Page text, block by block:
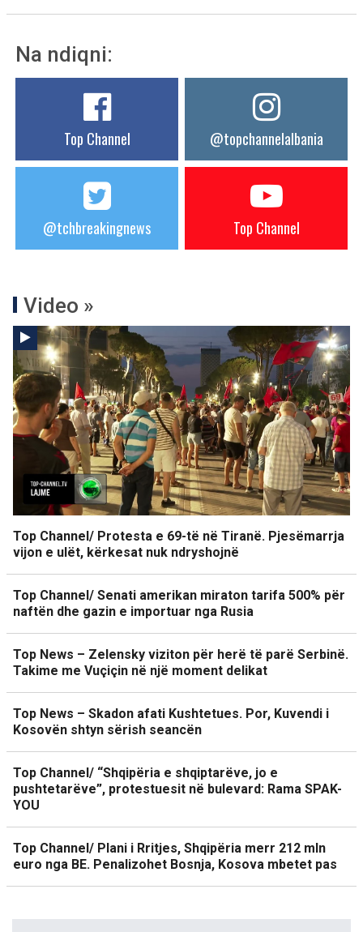
Na ndiqni:
Top Channel @topchannelalbania
@tchbreakingnews Top Channel
Video »
Top Channel/ Protesta e 69-të në Tiranë. Pjesëmarrja
vijon e ulët, kërkesat nuk ndryshojnë
Top Channel/ Senati amerikan miraton tarifa 500% për
naftën dhe gazin e importuar nga Rusia
Top News – Zelensky viziton për herë të parë Serbinë.
Takime me Vuçiçin në një moment delikat
Top News – Skadon afati Kushtetues. Por, Kuvendi i
Kosovën shtyn sërish seancën
Top Channel/ “Shqipëria e shqiptarëve, jo e
pushtetarëve”, protestuesit në bulevard: Rama SPAK-
YOU
Top Channel/ Plani i Rritjes, Shqipëria merr 212 mln
euro nga BE. Penalizohet Bosnja, Kosova mbetet pas